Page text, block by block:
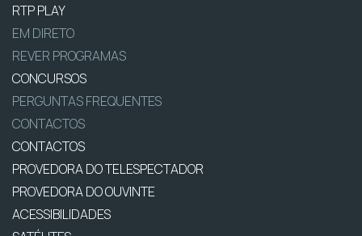
RTP PLAY
EM DIRETO
REVER PROGRAMAS
CONCURSOS
PERGUNTAS FREQUENTES
CONTACTOS
CONTACTOS
PROVEDORA DO TELESPECTADOR
PROVEDORA DO OUVINTE
ACESSIBILIDADES